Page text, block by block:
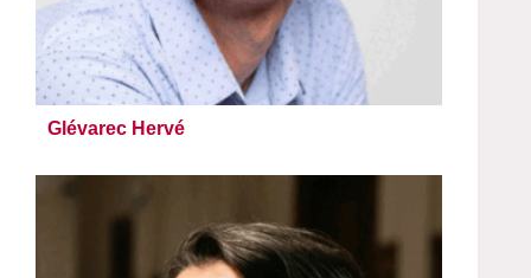
Glévarec Hervé